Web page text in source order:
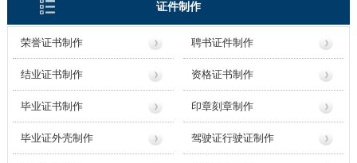
证件制作
荣誉证书制作 聘书证件制作
结业证书制作 资格证书制作
毕业证书制作 印章刻章制作
毕业证外壳制作 驾驶证行驶证制作